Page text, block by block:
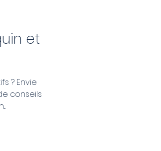
et
? Envie
conseils